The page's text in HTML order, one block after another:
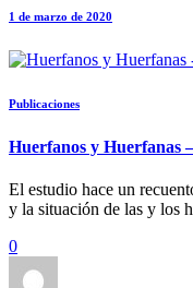
1 de marzo de 2020
Publicaciones
Huerfanos y Huerfanas
El estudio hace un
y la situación de las y los
0